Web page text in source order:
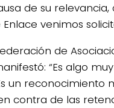
de su relevancia,
venimos
de
“Es algo
un reconocimiento
contra de las